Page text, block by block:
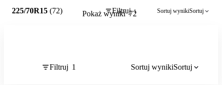
Pokaż wyniki 72
225/70R15 (72) Filtruj 1 Sortuj wynikiSortuj
Filtruj 1 Sortuj wynikiSortuj